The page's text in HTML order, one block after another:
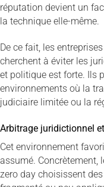
réputation devient un
la technique elle-même.
De ce fait, les
cherchent à éviter les
et politique est forte. Ils
environnements où la
judiciaire limitée ou la
Arbitrage juridictionnel
Cet environnement
assumé. Concrètement,
zero day choisissent